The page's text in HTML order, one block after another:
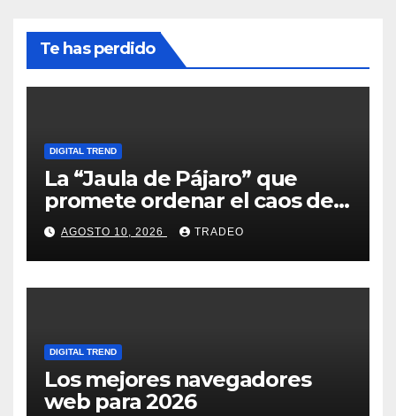
Te has perdido
DIGITAL TREND
La “Jaula de Pájaro” que
promete ordenar el caos de
ChatGPT
AGOSTO 10, 2026 TRADEO
DIGITAL TREND
Los mejores navegadores
web para 2026